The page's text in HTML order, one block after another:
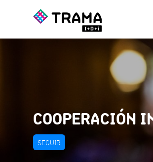
COOPERACIÓN
SEGUIR